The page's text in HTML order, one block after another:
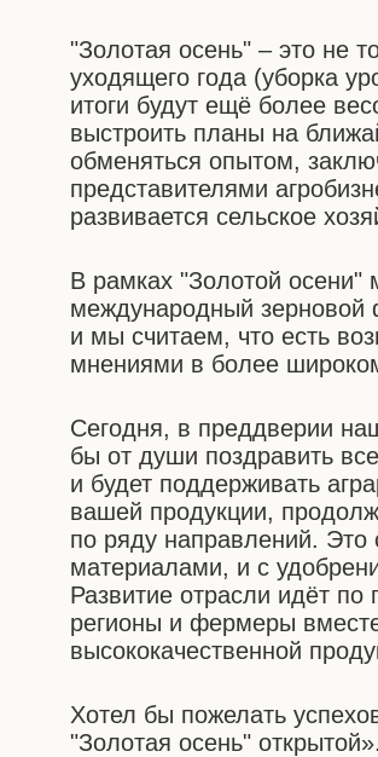
"Золотая осень" – это не
уходящего года (уборка
итоги будут ещё более
выстроить планы на
обменяться опытом,
представителями
развивается сельское
В рамках "Золотой осени"
международный зерновой
и мы считаем, что есть
мнениями в более
Сегодня, в преддверии
бы от души поздравить
и будет поддерживать
вашей продукции,
по ряду направлений.
материалами, и с
Развитие отрасли идёт по
регионы и фермеры
высококачественной
Хотел бы пожелать
"Золотая осень"